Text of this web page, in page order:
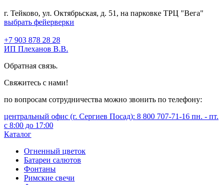
г. Тейково, ул. Октябрьская, д. 51, на парковке ТРЦ "Вега"
выбрать фейерверки
+7 903 878 28 28
ИП Плеханов В.В.
Обратная связь.
Свяжитесь с нами!
по вопросам сотрудничества можно звонить по телефону:
центральный офис (г. Сергиев Посад): 8 800 707-71-16 пн. - пт.
с 8:00 до 17:00
Каталог
Огненный цветок
Батареи салютов
Фонтаны
Римские свечи